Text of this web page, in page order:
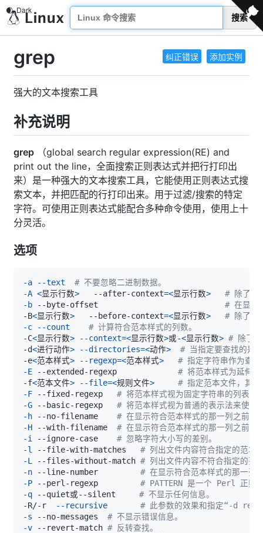
搜索
纠正错误 添加实例
grep
强大的文本搜索工具
补充说明
grep （global search regular expression(RE) and
print out the line，全面搜索正则表达式并把行打印出
来）是一种强大的文本搜索工具，它能使用正则表达式搜
索文本，并把匹配的行打印出来。用于过滤/搜索的特定
字符。可使用正则表达式能配合多种命令使用，使用上十
分灵活。
选项
-a --text
# 不要忽略二进制数据。
-A <显示行数>
   --after-context
=<显示行数>
# 除了显
-b --byte-offset # 在显示
-B<显示行数>
   --before-context
=<显示行数>
# 除了显
-c
--count
# 计算符合范本样式的列数。
-C<显示行数> --context=<显示行数>或-<显示行数> # 除了显
-d<进行动作> --directories=<动作>
# 当指定要查找的是
-e<范本样式> --regexp=<范本样式>
# 指定字符串作为查
-E --extended-regexp # 将范本样式为延伸的
-f<范本文件> --file=<规则文件>
# 指定范本文件，其内
-F --fixed-regexp # 将范本样式视为固定字符串的列表。
-G --basic-regexp # 将范本样式视为普通的表示法来使用
-h --no-filename # 在显示符合范本样式的那一列之前，
-H --with-filename # 在显示符合范本样式的那一列之前，
-i
--ignore-case # 忽略字符大小写的差别。
-l
--file-with-matches # 列出文件内容符合指定的范本
-L
--files-without-match # 列出文件内容不符合指定的范
-n --line-number # 在显示符合范本样式的那一列
-P --perl-regexp # PATTERN 是一个 Perl 正则
-q --quiet或--silent # 不显示任何信息。
-R/-r
--recursive
# 此参数的效果和指定“-d
-s --no-messages # 不显示错误信息。
-v --revert-match # 反转查找。